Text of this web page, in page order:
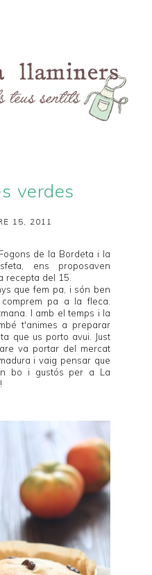
verdes
15, 2011
Fogons de la Bordeta i la
, ens proposaven
recepta del 15
que fem pa, i són ben
pa a la fleca.
I amb el temps i la
t'animes a preparar
que us porto avui. Just
va portar del mercat
i vaig pensar que
bo i gustós per a La